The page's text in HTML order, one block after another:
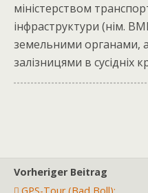
міністерством
інфраструктури (нім.
земельними органами,
залізницями в сусідніх
Vorheriger Beitrag